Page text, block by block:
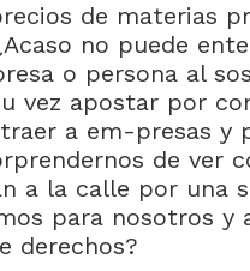
de materias
no puede
o persona al
vez apostar por
a em-presas y
de ver
a la calle por una
para nosotros y
derechos?